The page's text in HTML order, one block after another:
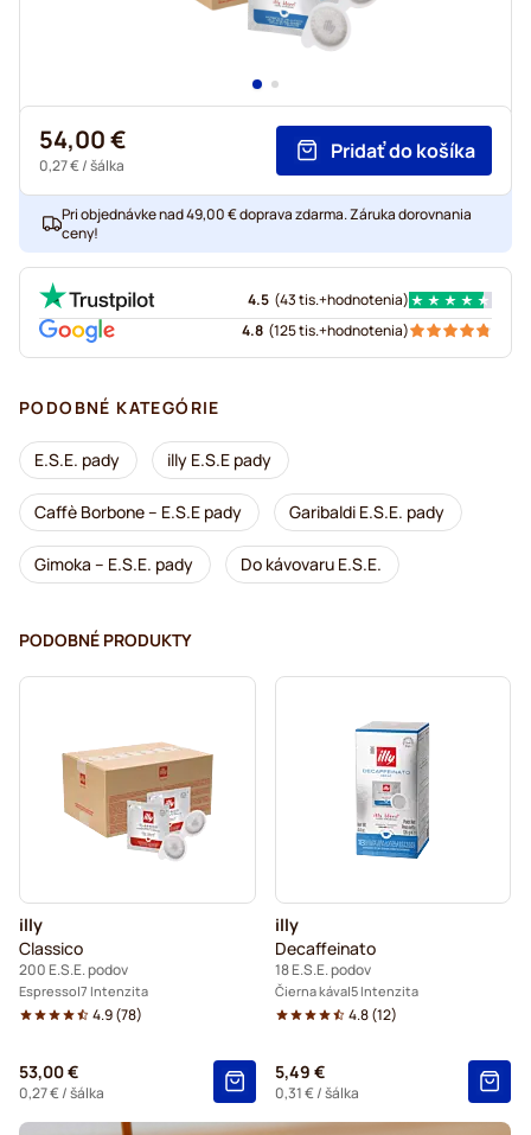
54,00 €
0,27 €/ šálka
Pridať do košíka
Pri objednávke nad 49,00 € doprava zdarma. Záruka dorovnania
ceny!
4.5 (43 tis.+hodnotenia)
4.8 (125 tis.+hodnotenia)
PODOBNÉ KATEGÓRIE
E.S.E. pady illy E.S.E pady
Caffè Borbone – E.S.E pady Garibaldi E.S.E. pady
Gimoka – E.S.E. pady Do kávovaru E.S.E.
PODOBNÉ PRODUKTY
illy
Classico
200 E.S.E. podov
Espresso 7 Intenzita
4.9(78)
53,00 €
0,27 €/ šálka
illy
Decaffeinato
18 E.S.E. podov
Čierna káva 5 Intenzita
4.8(12)
5,49 €
0,31 €/ šálka